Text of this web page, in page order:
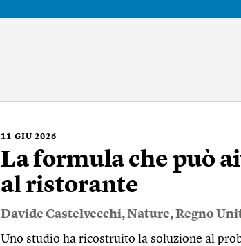
11 GIU 2026
La formula che può
al ristorante
Davide Castelvecchi,Nature,Regno
Uno studio ha ricostruito la soluzione al